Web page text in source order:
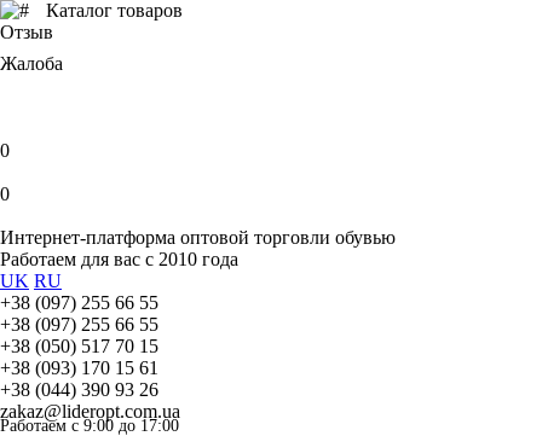
Каталог товаров
Отзыв
Жалоба
0
0
Интернет-платформа оптовой торговли обувью
Работаем для вас с 2010 года
UK RU
+38 (097) 255 66 55
+38 (097) 255 66 55
+38 (050) 517 70 15
+38 (093) 170 15 61
+38 (044) 390 93 26
zakaz@lideropt.com.ua
Работаем с 9:00 до 17:00